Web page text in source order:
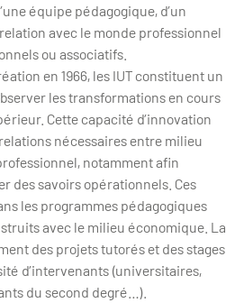
équipe pédagogique, d’un
avec le monde professionnel
ou associatifs.
en 1966, les IUT constituent un
les transformations en cours
Cette capacité d’innovation
nécessaires entre milieu
notamment afin
des savoirs opérationnels. Ces
les programmes pédagogiques
avec le milieu économique. La
des projets tutorés et des stages
d’intervenants (universitaires,
du second degré…).